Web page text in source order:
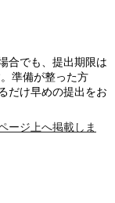
合でも、提出期限は
準備が整った方
だけ早めの提出をお
ージ上へ掲載しま